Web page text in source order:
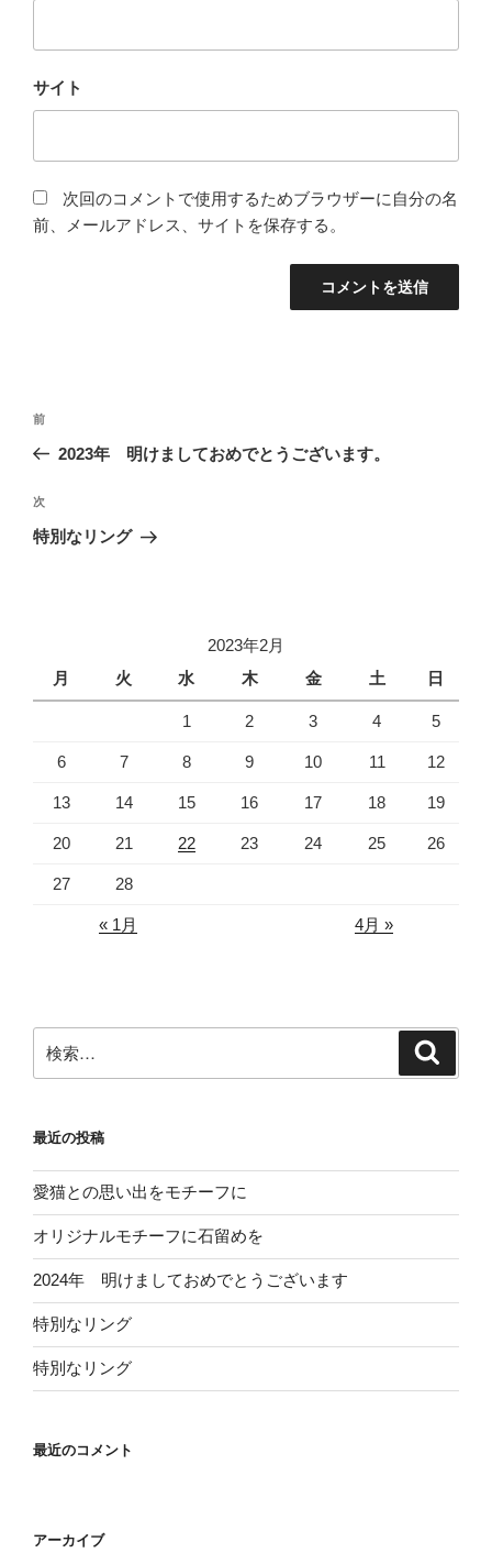
サイト
次回のコメントで使用するためブラウザーに自分の名
前、メールアドレス、サイトを保存する。
投
ナ
ビ
ゲ
前
の
稿
前
2023年 明けましておめでとうございます。
次
の
次
特別なリング
2023年2月
月
火 水 木 金 土 日
1 2 3 4 5
6 7 8 9 10 11 12
13 14 15 16 17 18 19
20 21 22 23 24 25 26
27 28
« 1月 4月 »
索:
最近の投稿
愛猫との思い出をモチーフに
オリジナルモチーフに石留めを
2024年 明けましておめでとうございます
特別なリング
特別なリング
最近のコメント
アーカイブ